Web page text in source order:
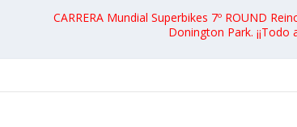
CARRERA Mundial Superbikes 7º ROUND
Donington Park. ¡¡Todo